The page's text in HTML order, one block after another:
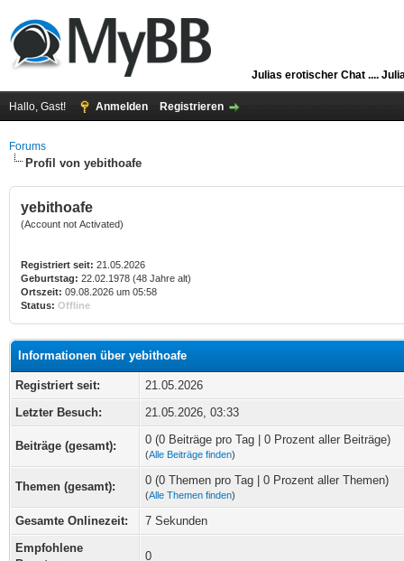
Julias erotischer Chat ....
Hallo, Gast! Anmelden Registrieren
Forums
Profil von yebithoafe
yebithoafe
(Account not Activated)
Registriert seit: 21.05.2026
Geburtstag: 22.02.1978 (48 Jahre alt)
Ortszeit: 09.08.2026 um 05:58
Status: Offline
Informationen über yebithoafe
Registriert seit:
21.05.2026
Letzter Besuch:
21.05.2026, 03:33
Beiträge (gesamt): 0 (0 Beiträge pro Tag | 0 Prozent aller Beiträge)
(Alle Beiträge finden)
Themen (gesamt): 0 (0 Themen pro Tag | 0 Prozent aller Themen)
(Alle Themen finden)
Gesamte Onlinezeit:
7 Sekunden
Empfohlene
0